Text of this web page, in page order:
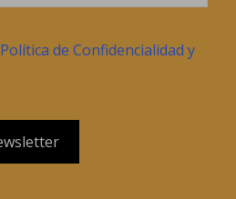
Política de Confidencialidad y